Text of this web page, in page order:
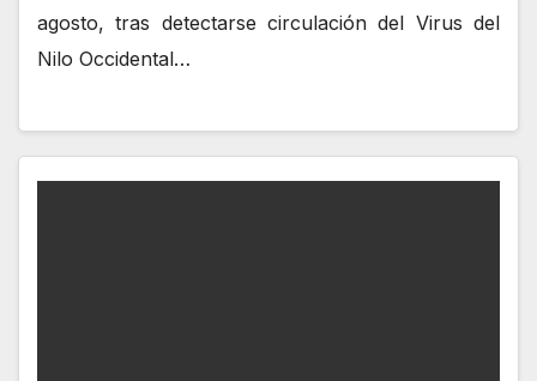
agosto, tras detectarse circulación del Virus del
Nilo Occidental…